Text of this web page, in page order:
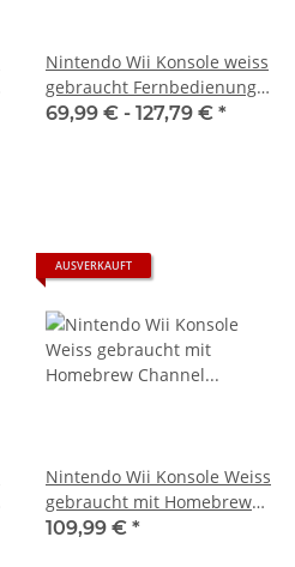
Nintendo Wii Konsole weiss
gebraucht Fernbedienung
Nunchuck Lenkrad 3 Spiele
69,99 € - 127,79 € *
AUSVERKAUFT
Nintendo Wii Konsole Weiss
gebraucht mit Homebrew
Channel Installation
109,99 € *